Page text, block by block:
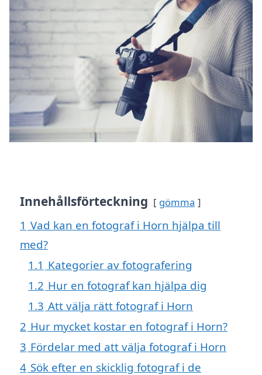
Innehållsförteckning gömma
1 Vad kan en fotograf i Horn hjälpa till
med?
1.1 Kategorier av fotografering
1.2 Hur en fotograf kan hjälpa dig
1.3 Att välja rätt fotograf i Horn
2 Hur mycket kostar en fotograf i Horn?
3 Fördelar med att välja fotograf i Horn
4 Sök efter en skicklig fotograf i de